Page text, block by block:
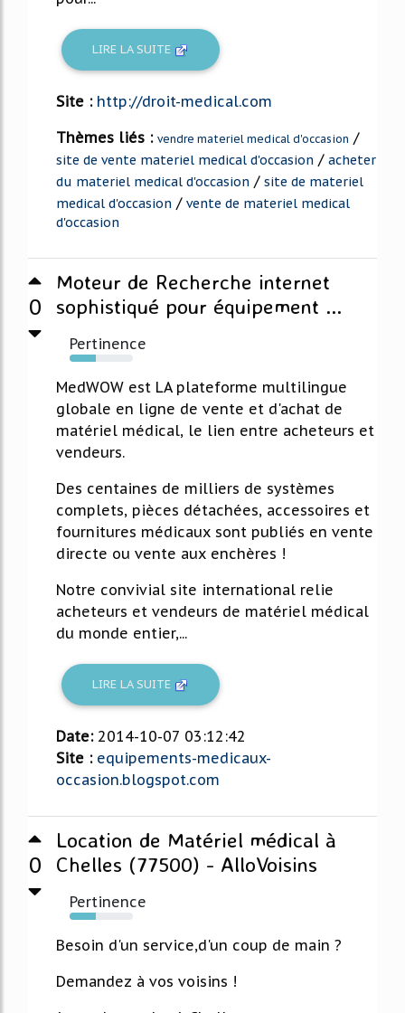
LIRE LA SUITE
Site : http://droit-medical.com
Thèmes liés : vendre materiel medical d'occasion /
site de vente materiel medical d'occasion / acheter
du materiel medical d'occasion / site de materiel
medical d'occasion / vente de materiel medical
d'occasion
0
Moteur de Recherche internet
sophistiqué pour équipement ...
Pertinence
41%
MedWOW est LA plateforme multilingue
globale en ligne de vente et d'achat de
matériel médical, le lien entre acheteurs et
vendeurs.
Des centaines de milliers de systèmes
complets, pièces détachées, accessoires et
fournitures médicaux sont publiés en vente
directe ou vente aux enchères !
Notre convivial site international relie
acheteurs et vendeurs de matériel médical
du monde entier,...
LIRE LA SUITE
Date: 2014-10-07 03:12:42
Site : equipements-medicaux-
occasion.blogspot.com
0
Location de Matériel médical à
Chelles (77500) - AlloVoisins
Pertinence
41%
Besoin d'un service,d'un coup de main ?
Demandez à vos voisins !